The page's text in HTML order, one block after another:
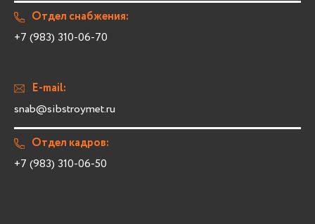
Отдел снабжения:
+7 (983) 310-06-70
E-mail:
snab@sibstroymet.ru
Отдел кадров:
+7 (983) 310-06-50